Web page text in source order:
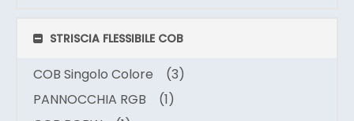
STRISCIA FLESSIBILE COB
COB Singolo Colore
(3)
PANNOCCHIA RGB
(1)